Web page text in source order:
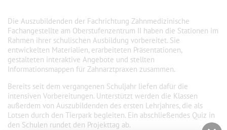
Die Auszubildenden der Fachrichtung Zahnmedizinische
Fachangestellte am Oberstufenzentrum II haben die Stationen im
Rahmen ihrer schulischen Ausbildung vorbereitet. Sie
entwickelten Materialien, erarbeiteten Präsentationen,
gestalteten interaktive Angebote und stellten
Informationsmappen für Zahnarztpraxen zusammen.
Bereits seit dem vergangenen Schuljahr liefen dafür die
intensiven Vorbereitungen. Unterstützt werden die Klassen
außerdem von Auszubildenden des ersten Lehrjahres, die als
Lotsen durch den Tierpark begleiten. Ein abschließendes Quiz in
den Schulen rundet den Projekttag ab.